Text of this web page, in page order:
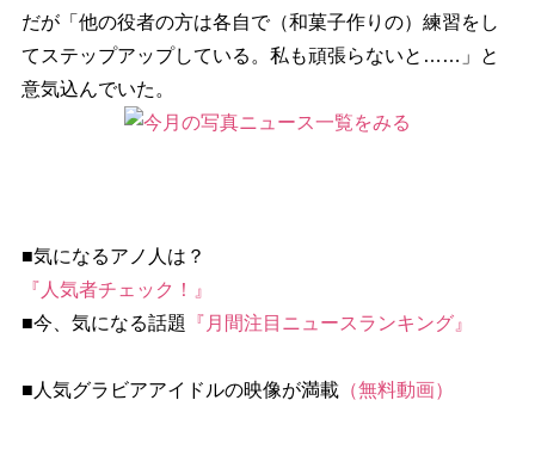
だが「他の役者の方は各自で（和菓子作りの）練習をし
てステップアップしている。私も頑張らないと……」と
意気込んでいた。
■気になるアノ人は？
『人気者チェック！』
■今、気になる話題
『月間注目ニュースランキング』
■人気グラビアアイドルの映像が満載（無料動画）